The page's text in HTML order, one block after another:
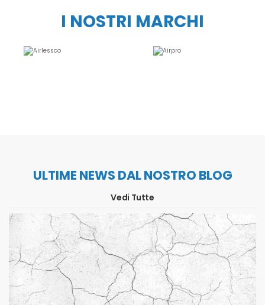
I NOSTRI MARCHI
ULTIME NEWS DAL NOSTRO BLOG
Vedi Tutte